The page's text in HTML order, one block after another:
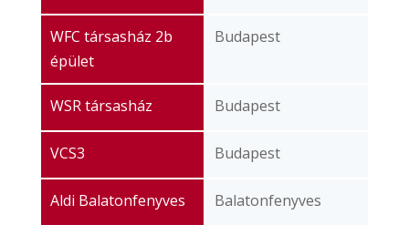
WFC társasház 2b
épület
WSR társasház
VCS3
Aldi Balatonfenyves
Budapest
Budapest
Budapest
Balatonfenyves